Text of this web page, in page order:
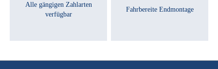
Alle gängigen Zahlarten
verfügbar
Fahrbereite Endmontage